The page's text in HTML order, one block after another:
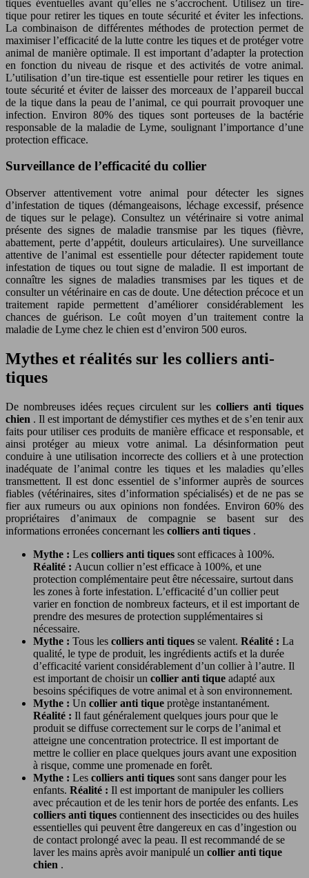
tiques éventuelles avant qu’elles ne s’accrochent. Utilisez un tire-
tique pour retirer les tiques en toute sécurité et éviter les infections.
La combinaison de différentes méthodes de protection permet de
maximiser l’efficacité de la lutte contre les tiques et de protéger votre
animal de manière optimale. Il est important d’adapter la protection
en fonction du niveau de risque et des activités de votre animal.
L’utilisation d’un tire-tique est essentielle pour retirer les tiques en
toute sécurité et éviter de laisser des morceaux de l’appareil buccal
de la tique dans la peau de l’animal, ce qui pourrait provoquer une
infection. Environ 80% des tiques sont porteuses de la bactérie
responsable de la maladie de Lyme, soulignant l’importance d’une
protection efficace.
Surveillance de l’efficacité du collier
Observer attentivement votre animal pour détecter les signes
d’infestation de tiques (démangeaisons, léchage excessif, présence
de tiques sur le pelage). Consultez un vétérinaire si votre animal
présente des signes de maladie transmise par les tiques (fièvre,
abattement, perte d’appétit, douleurs articulaires). Une surveillance
attentive de l’animal est essentielle pour détecter rapidement toute
infestation de tiques ou tout signe de maladie. Il est important de
connaître les signes de maladies transmises par les tiques et de
consulter un vétérinaire en cas de doute. Une détection précoce et un
traitement rapide permettent d’améliorer considérablement les
chances de guérison. Le coût moyen d’un traitement contre la
maladie de Lyme chez le chien est d’environ 500 euros.
Mythes et réalités sur les colliers anti-
tiques
De nombreuses idées reçues circulent sur les colliers anti tiques
chien . Il est important de démystifier ces mythes et de s’en tenir aux
faits pour utiliser ces produits de manière efficace et responsable, et
ainsi protéger au mieux votre animal. La désinformation peut
conduire à une utilisation incorrecte des colliers et à une protection
inadéquate de l’animal contre les tiques et les maladies qu’elles
transmettent. Il est donc essentiel de s’informer auprès de sources
fiables (vétérinaires, sites d’information spécialisés) et de ne pas se
fier aux rumeurs ou aux opinions non fondées. Environ 60% des
propriétaires d’animaux de compagnie se basent sur des
informations erronées concernant les colliers anti tiques .
Mythe : Les colliers anti tiques sont efficaces à 100%.
Réalité : Aucun collier n’est efficace à 100%, et une
protection complémentaire peut être nécessaire, surtout dans
les zones à forte infestation. L’efficacité d’un collier peut
varier en fonction de nombreux facteurs, et il est important de
prendre des mesures de protection supplémentaires si
nécessaire.
Mythe : Tous les colliers anti tiques se valent. Réalité : La
qualité, le type de produit, les ingrédients actifs et la durée
d’efficacité varient considérablement d’un collier à l’autre. Il
est important de choisir un collier anti tique adapté aux
besoins spécifiques de votre animal et à son environnement.
Mythe : Un collier anti tique protège instantanément.
Réalité : Il faut généralement quelques jours pour que le
produit se diffuse correctement sur le corps de l’animal et
atteigne une concentration protectrice. Il est important de
mettre le collier en place quelques jours avant une exposition
à risque, comme une promenade en forêt.
Mythe : Les colliers anti tiques sont sans danger pour les
enfants. Réalité : Il est important de manipuler les colliers
avec précaution et de les tenir hors de portée des enfants. Les
colliers anti tiques contiennent des insecticides ou des huiles
essentielles qui peuvent être dangereux en cas d’ingestion ou
de contact prolongé avec la peau. Il est recommandé de se
laver les mains après avoir manipulé un collier anti tique
chien .